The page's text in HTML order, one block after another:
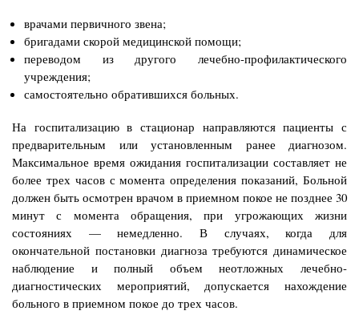
врачами первичного звена;
бригадами скорой медицинской помощи;
переводом из другого лечебно-профилактического
учреждения;
самостоятельно обратившихся больных.
На госпитализацию в стационар направляются пациенты с
предварительным или установленным ранее диагнозом.
Максимальное время ожидания госпитализации составляет не
более трех часов с момента определения показаний, Больной
должен быть осмотрен врачом в приемном покое не позднее 30
минут с момента обращения, при угрожающих жизни
состояниях — немедленно. В случаях, когда для
окончательной постановки диагноза требуются динамическое
наблюдение и полный объем неотложных лечебно-
диагностических мероприятий, допускается нахождение
больного в приемном покое до трех часов.